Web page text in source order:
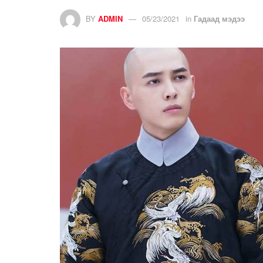
BY ADMIN 05/23/2021 in Гадаад мэдээ